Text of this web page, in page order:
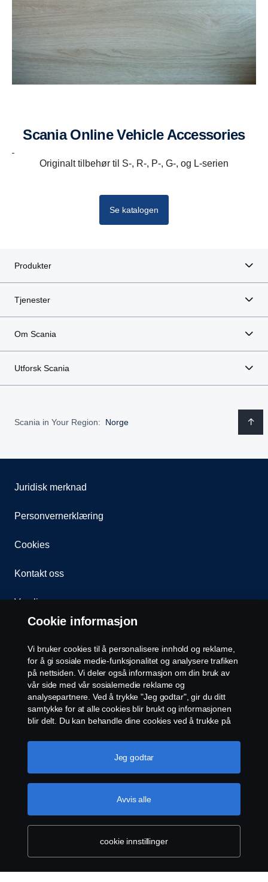
Scania Online Vehicle Accessories
Originalt tilbehør til S-, R-, P-, G-, og L-serien
Se katalogen
Produkter
Tjenester
Om Scania
Utforsk Scania
Scania in Your Region: Norge
Juridisk merknad
Personvernerklæring
Cookies
Kontakt oss
Varsling
Etiske retningslinjer for leverandører
Cookie-innstillinger
143 Skøyen, 0277 Oslo Telefon: 22 06 45 00 epost:
sno.info@scania.com. Fakturaadresse:
invoice.no@scania.com
Cookie informasjon
Vi bruker cookies til å personalisere innhold og reklame,
for å gi sosiale medie-funksjonalitet og analysere trafiken
på nettsiden. Vi deler også informasjon om din bruk av
vår side med vår sosialemedie reklame og
analysepartnere. Ved å trykke "Jeg godtar", gir du ditt
samtykke for at alle cookies blir brukt og informasjonen
blir delt. Du kan behandle dine cookies ved å trukke på
en mer detaljert forklaring hvordan vi bruker cookies,
vennligst besøk vår cookies-erklæring, som du finner ved
cookie innstillinger
Avvis alle
Jeg godtar